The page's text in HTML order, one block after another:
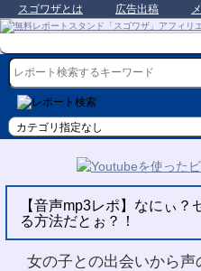
スゴワザとは 広告出稿
【音声mp3レポ】なにぃ
る方法だとぉ？！
女の子との出会いから声